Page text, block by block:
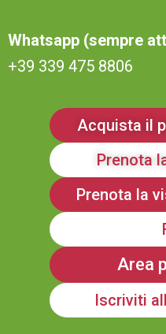
Whatsapp (sempre
+39 339 475 8806
Acquista il
Prenota
Prenota la
Area
Iscriviti